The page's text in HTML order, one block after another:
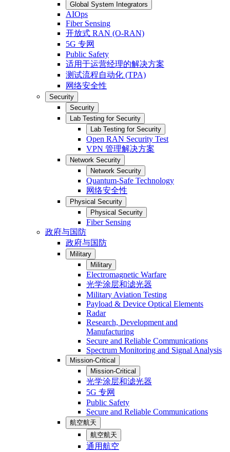
Global System Integrators
AIOps
Fiber Sensing
开放式 RAN (O-RAN)
5G 专网
Public Safety
适用于运营经理的解决方案
测试流程自动化 (TPA)
网络安全性
Security
Security
Lab Testing for Security
Lab Testing for Security
Open RAN Security Test
VPN 管理解决方案
Network Security
Network Security
Quantum-Safe Technology
网络安全性
Physical Security
Physical Security
Fiber Sensing
政府与国防
政府与国防
Military
Military
Electromagnetic Warfare
光学涂层和滤光器
Military Aviation Testing
Payload & Device Optical Elements
Radar
Research, Development and
Manufacturing
Secure and Reliable Communications
Spectrum Monitoring and Signal Analysis
Mission-Critical
Mission-Critical
光学涂层和滤光器
5G 专网
Public Safety
Secure and Reliable Communications
航空航天
航空航天
通用航空